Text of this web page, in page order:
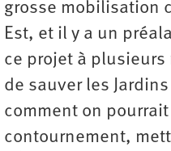
grosse mobilisation
Est, et il y a un
ce projet à plusieurs
de sauver les
comment on
contournement,